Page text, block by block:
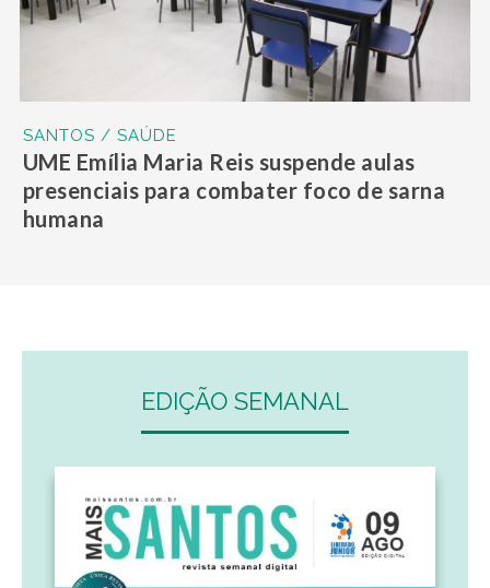
SANTOS / SAÚDE
UME Emília Maria Reis suspende aulas
presenciais para combater foco de sarna
humana
EDIÇÃO SEMANAL